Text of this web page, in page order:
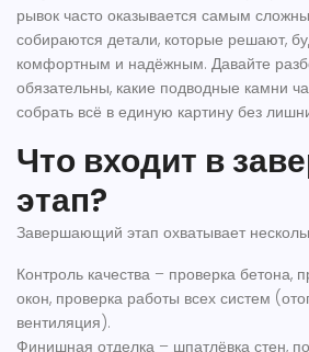
рывок часто оказывается самым
собираются детали, которые решают,
комфортным и надёжным. Давайте
обязательны, какие подводные камни
собрать всё в единую картину без
Что входит в
этап?
Завершающий этап охватывает
Контроль качества – проверка бетона,
окон, проверка работы всех систем
вентиляция).
Финишная отделка – шпатлёвка стен,